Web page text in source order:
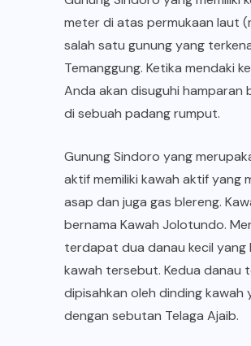
meter di atas permukaan laut
salah satu gunung yang
Temanggung. Ketika mendaki
Anda akan disuguhi hamparan
di sebuah padang rumput.
Gunung Sindoro yang
aktif memiliki kawah aktif yang
asap dan juga gas blereng.
bernama Kawah Jolotundo.
terdapat dua danau kecil yang
kawah tersebut. Kedua danau
dipisahkan oleh dinding kawah
dengan sebutan Telaga Ajaib.